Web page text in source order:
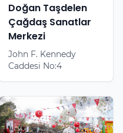
Doğan Taşdelen
Çağdaş Sanatlar
Merkezi
John F. Kennedy
Caddesi No:4